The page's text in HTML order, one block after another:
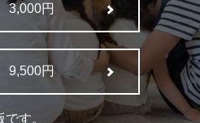
3,000円
9,500円
す。